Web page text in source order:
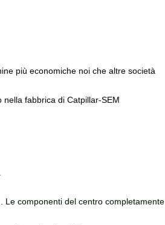
più economiche noi che altre società
fabbrica di Catpillar-SEM
Le componenti del centro completamente